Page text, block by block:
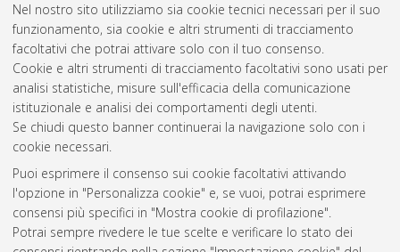
Nel nostro sito utilizziamo sia cookie tecnici necessari per il suo
funzionamento, sia cookie e altri strumenti di tracciamento
facoltativi che potrai attivare solo con il tuo consenso.
Cookie e altri strumenti di tracciamento facoltativi sono usati per
analisi statistiche, misure sull'efficacia della comunicazione
istituzionale e analisi dei comportamenti degli utenti.
Se chiudi questo banner continuerai la navigazione solo con i
cookie necessari.
Puoi esprimere il consenso sui cookie facoltativi attivando
l'opzione in "Personalizza cookie" e, se vuoi, potrai esprimere
consensi più specifici in "Mostra cookie di profilazione".
Potrai sempre rivedere le tue scelte e verificare lo stato dei
Gestione del documento:
Atom
Rss 1.0
Rss 2.0